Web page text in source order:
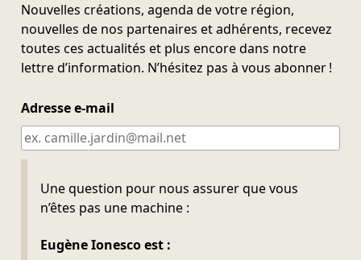
Nouvelles créations, agenda de votre région,
nouvelles de nos partenaires et adhérents, recevez
toutes ces actualités et plus encore dans notre
lettre d’information. N’hésitez pas à vous abonner !
Adresse e-mail
Une question pour nous assurer que vous
n’êtes pas une machine :
Eugène Ionesco est :
Ne pas remplir